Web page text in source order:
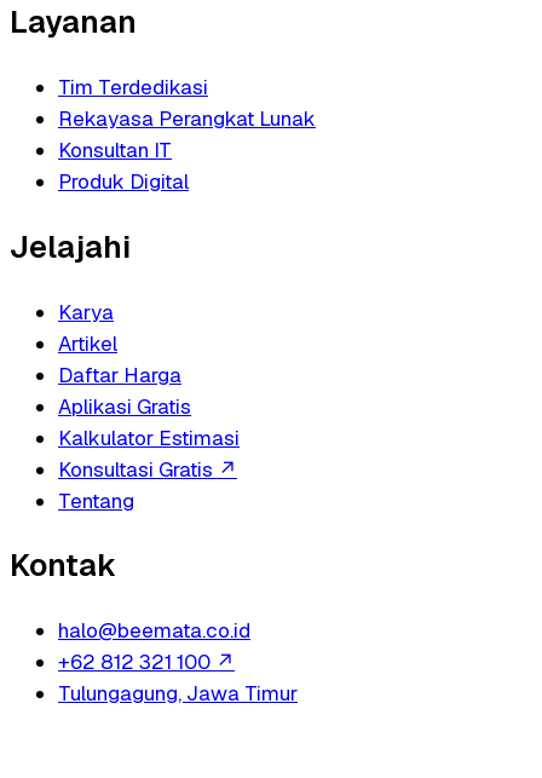
Layanan
Tim Terdedikasi
Rekayasa Perangkat Lunak
Konsultan IT
Produk Digital
Jelajahi
Karya
Artikel
Daftar Harga
Aplikasi Gratis
Kalkulator Estimasi
Konsultasi Gratis ↗
Tentang
Kontak
halo@beemata.co.id
+62 812 321 100 ↗
Tulungagung, Jawa Timur